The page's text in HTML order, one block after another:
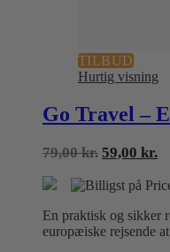
TILBUD
Hurtig visning
Go Travel –
79,00kr. Den
pris
79,00 kr..
59,00 kr.
En praktisk og sikker
europæiske rejsende